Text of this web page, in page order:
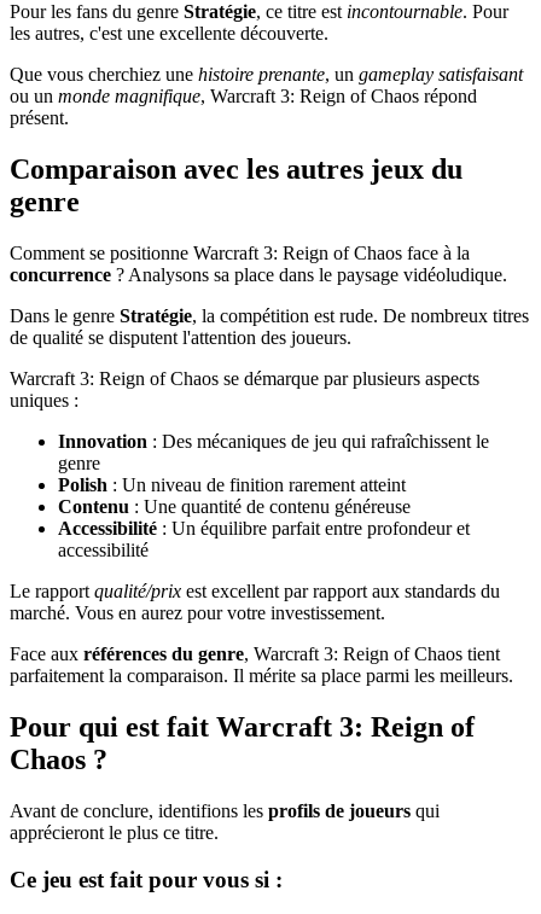
Pour les fans du genre Stratégie, ce titre est incontournable. Pour
les autres, c'est une excellente découverte.
Que vous cherchiez une histoire prenante, un gameplay satisfaisant
ou un monde magnifique, Warcraft 3: Reign of Chaos répond
présent.
Comparaison avec les autres jeux du
genre
Comment se positionne Warcraft 3: Reign of Chaos face à la
concurrence ? Analysons sa place dans le paysage vidéoludique.
Dans le genre Stratégie, la compétition est rude. De nombreux titres
de qualité se disputent l'attention des joueurs.
Warcraft 3: Reign of Chaos se démarque par plusieurs aspects
uniques :
Innovation : Des mécaniques de jeu qui rafraîchissent le
genre
Polish : Un niveau de finition rarement atteint
Contenu : Une quantité de contenu généreuse
Accessibilité : Un équilibre parfait entre profondeur et
accessibilité
Le rapport qualité/prix est excellent par rapport aux standards du
marché. Vous en aurez pour votre investissement.
Face aux références du genre, Warcraft 3: Reign of Chaos tient
parfaitement la comparaison. Il mérite sa place parmi les meilleurs.
Pour qui est fait Warcraft 3: Reign of
Chaos ?
Avant de conclure, identifions les profils de joueurs qui
apprécieront le plus ce titre.
Ce jeu est fait pour vous si :